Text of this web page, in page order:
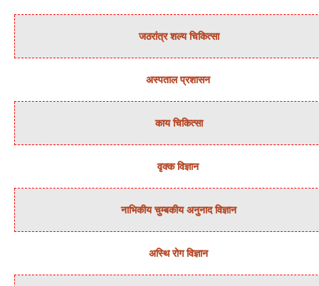
जठरांत्र शल्‍य चिकित्‍सा
अस्‍पताल प्रशासन
काय चिकित्‍सा
वृक्‍क विज्ञान
नाभिकीय चुम्‍बकीय अनुनाद विज्ञान
अस्थि रोग विज्ञान